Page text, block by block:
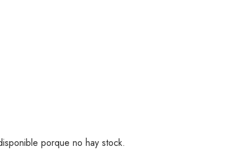
porque no hay stock.